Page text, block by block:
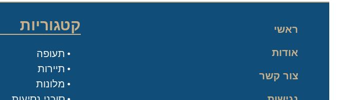
ראשי
אודות
צור קשר
קטגוריות
תעופה
תיירות
מלונות